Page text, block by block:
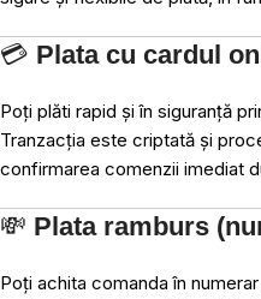
💳 Plata cu cardul
Poți plăti rapid și în siguranță
Tranzacția este criptată și
confirmarea comenzii imediat
💸 Plata ramburs
Poți achita comanda în